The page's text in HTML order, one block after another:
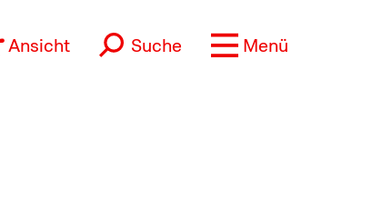
Ansicht Suche Menü